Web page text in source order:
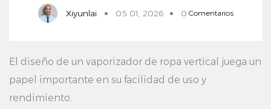
Xiyunlai 05 01, 2026 0 Comentarios
El diseño de un vaporizador de ropa vertical
juega un
papel importante en su facilidad de uso y
rendimiento.